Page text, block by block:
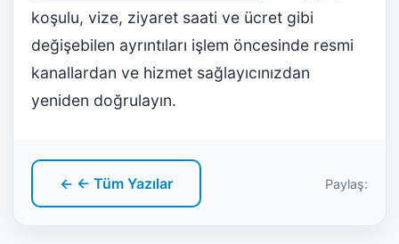
koşulu, vize, ziyaret saati ve ücret gibi
değişebilen ayrıntıları işlem öncesinde resmi
kanallardan ve hizmet sağlayıcınızdan
yeniden doğrulayın.
← ← Tüm Yazılar Paylaş: